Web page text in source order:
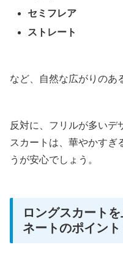
セミフレア
ストレート
など、自然な広がりのあ
反対に、フリルが多いデ
スカートは、華やかすぎ
うが安心でしょう。
ロングスカート
ネートのポイント